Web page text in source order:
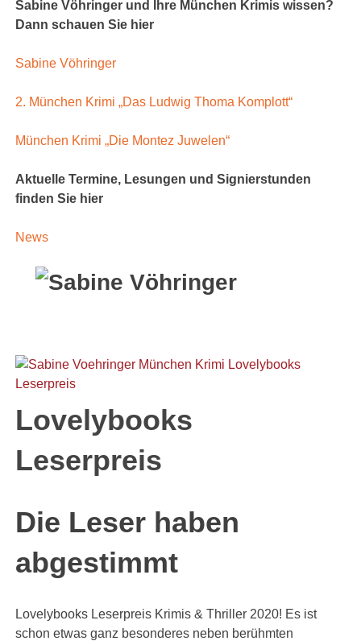
Sabine Vöhringer und Ihre München Krimis wissen?
Dann schauen Sie hier
Sabine Vöhringer
2. München Krimi „Das Ludwig Thoma Komplott“
München Krimi „Die Montez Juwelen“
Aktuelle Termine, Lesungen und Signierstunden
finden Sie hier
News
Lovelybooks
Leserpreis
Die Leser haben
abgestimmt
Lovelybooks Leserpreis Krimis & Thriller 2020! Es ist
schon etwas ganz besonderes neben berühmten